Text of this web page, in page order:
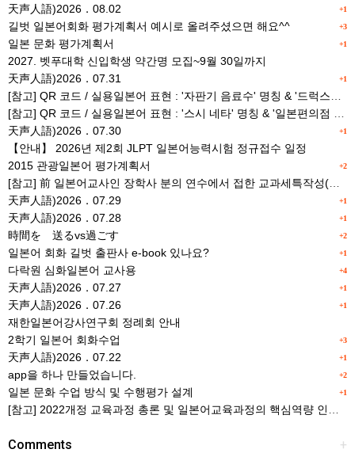
+1
天声人語)2026．08.02
+3
길벗 일본어회화 평가계획서 예시로 올려주셨으면 해요^^
+1
일본 문화 평가계획서
2027. 벳푸대학 신입학생 약간명 모집~9월 30일까지
+1
天声人語)2026．07.31
+1
天声人語)2026．07.30
【안내】 2026년 제2회 JLPT 일본어능력시험 정규접수 일정
+2
2015 관광일본어 평가계획서
+1
天声人語)2026．07.29
+1
天声人語)2026．07.28
+2
時間を 送るvs過ごす
+1
일본어 회화 길벗 출판사 e-book 있나요?
+4
다락원 심화일본어 교사용
+1
天声人語)2026．07.27
+1
天声人語)2026．07.26
재한일본어강사연구회 정례회 안내
+3
2학기 일본어 회화수업
+1
天声人語)2026．07.22
+2
app을 하나 만들었습니다.
+1
일본 문화 수업 방식 및 수행평가 설계
+
Comments